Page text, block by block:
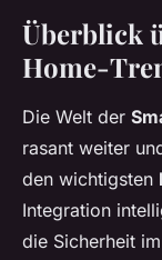
Überblick
Home-
Die Welt der
rasant weiter
den wichtigsten
Integration
die Sicherheit